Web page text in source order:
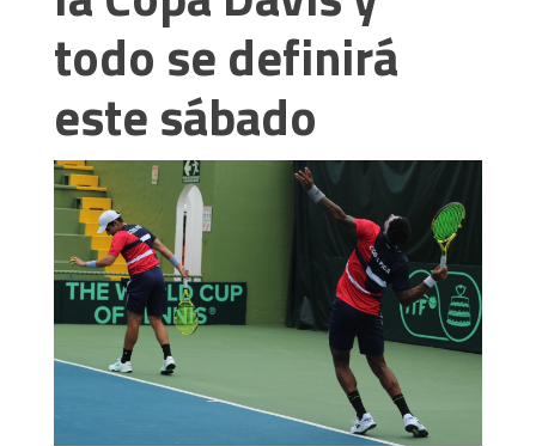
todo se definirá
este sábado